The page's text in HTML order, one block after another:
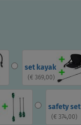
set kayak
(€ 369,00)
safety set
(€ 374,00)